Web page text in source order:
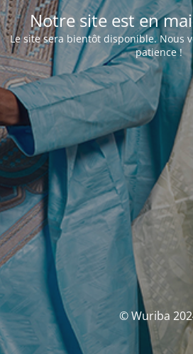
Notre site est en
Le site sera bientôt disponible. Nous
patience !
© Wuriba